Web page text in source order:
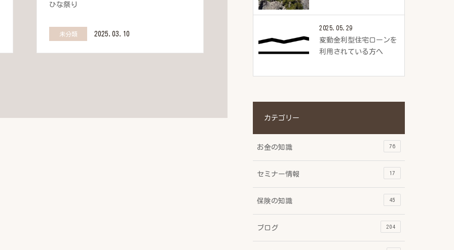
ひな祭り
未分類 2025.03.10
2025.05.29
変動金利型住宅ローンを
利用されている方へ
カテゴリー
お金の知識 76
セミナー情報 17
保険の知識 45
ブログ 204